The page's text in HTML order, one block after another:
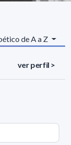
de A a Z
ver perfil >